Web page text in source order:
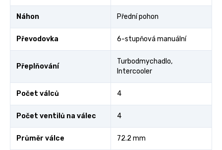
Náhon Přední pohon
Převodovka 6-stupňová manuální
Přeplňování
Turbodmychadlo,
Intercooler
Počet válců 4
Počet ventilů na válec 4
Průměr válce 72.2 mm